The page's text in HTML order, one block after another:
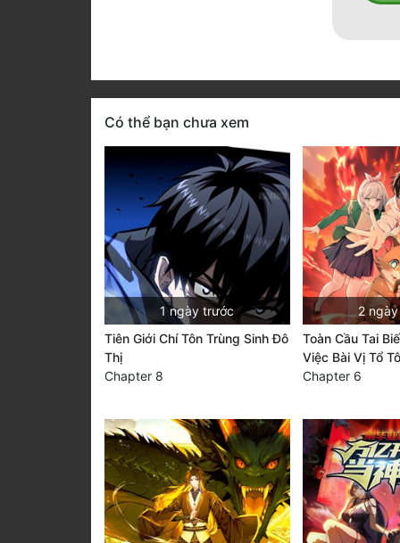
Có thể bạn chưa xem
1 ngày trước
Tiên Giới Chí Tôn Trùng Sinh Đô
Thị
Chapter 8
2
Toàn Cầu Tai
Việc Bài Vị Tổ
Chapter 6